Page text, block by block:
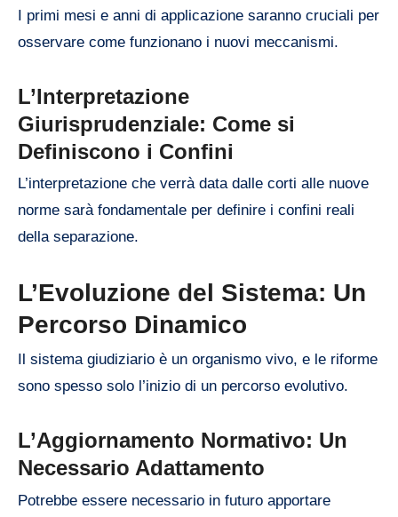
I primi mesi e anni di applicazione saranno cruciali per
osservare come funzionano i nuovi meccanismi.
L’Interpretazione
Giurisprudenziale: Come si
Definiscono i Confini
L’interpretazione che verrà data dalle corti alle nuove
norme sarà fondamentale per definire i confini reali
della separazione.
L’Evoluzione del Sistema: Un
Percorso Dinamico
Il sistema giudiziario è un organismo vivo, e le riforme
sono spesso solo l’inizio di un percorso evolutivo.
L’Aggiornamento Normativo: Un
Necessario Adattamento
Potrebbe essere necessario in futuro apportare